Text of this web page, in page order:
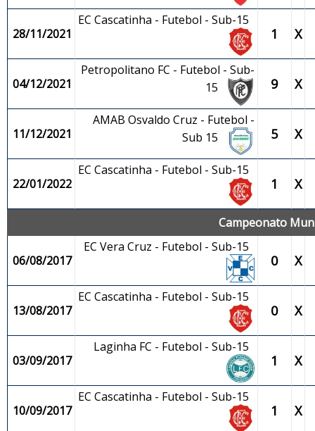
28/11/2021
EC Cascatinha - Futebol - Sub-15
1 X
04/12/2021
Petropolitano FC - Futebol - Sub-
15
9 X
11/12/2021
AMAB Osvaldo Cruz - Futebol -
Sub 15
5 X
22/01/2022
EC Cascatinha - Futebol - Sub-15
1 X
Campeonato
06/08/2017
EC Vera Cruz - Futebol - Sub-15
0 X
13/08/2017
EC Cascatinha - Futebol - Sub-15
0 X
03/09/2017
Laginha FC - Futebol - Sub-15
1 X
10/09/2017
EC Cascatinha - Futebol - Sub-15
1 X